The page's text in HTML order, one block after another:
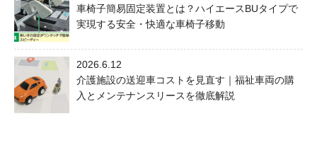
車椅子簡易固定装置とは？ハイエースBUタイプで
実現する安全・快適な車椅子移動
2026.6.12
介護施設の送迎車コストを見直す｜福祉車両の購
入とメンテナンスリースを徹底解説